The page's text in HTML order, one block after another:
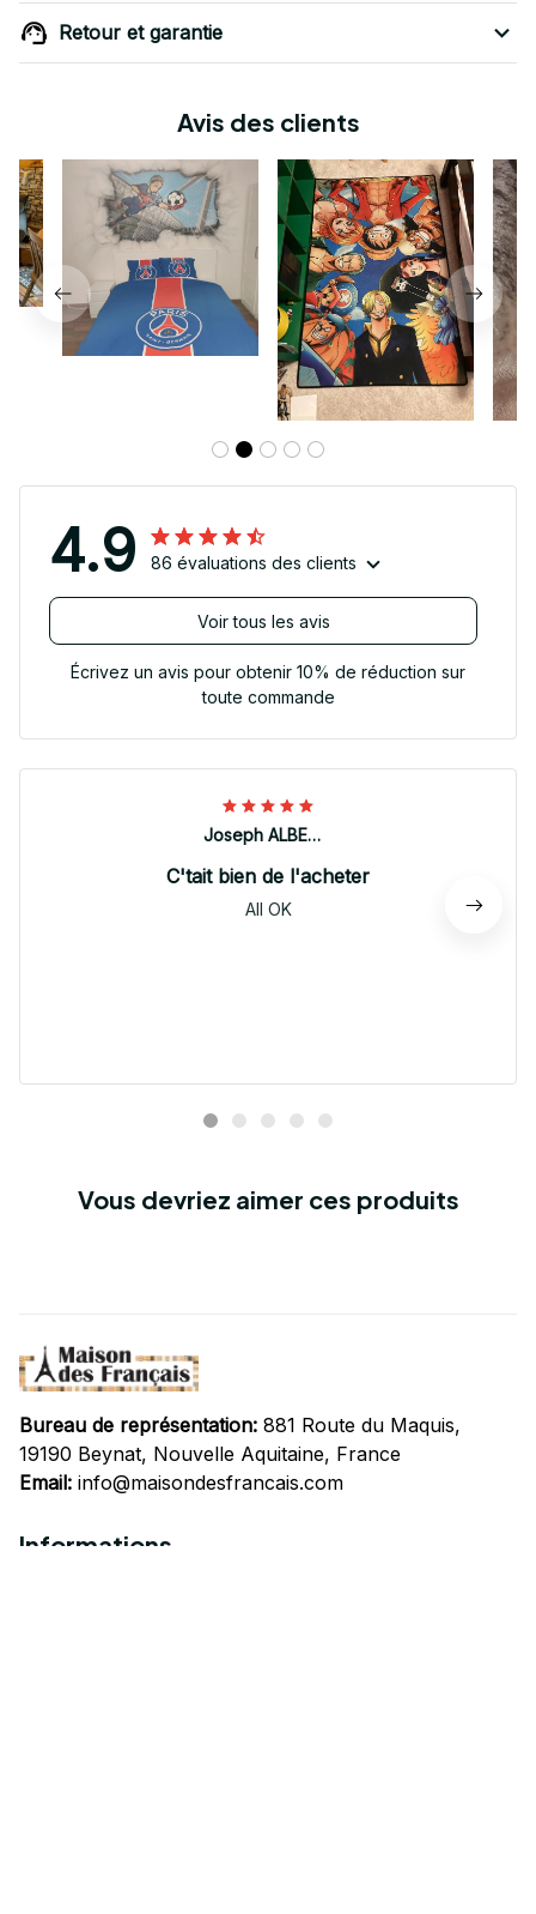
Retour et garantie
Avis des clients
4.9 86 évaluations des clients
Voir tous les avis
Écrivez un avis pour obtenir 10% de réduction sur
toute commande
Joseph ALBERTINI
C'tait bien de l'acheter
All OK
Vous devriez aimer ces produits
Bureau de représentation: 881 Route du Maquis,
19190 Beynat, Nouvelle Aquitaine, France
Email: info@maisondesfrancais.com
Informations